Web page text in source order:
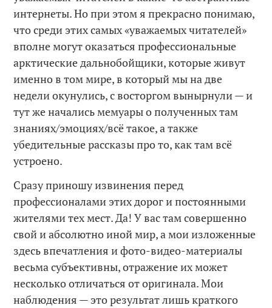
интернеты. Но при этом я прекрасно понимаю,
что среди этих самых «уважаемых читателей»
вполне могут оказаться профессиональные
арктические дальнобойщики, которые живут
именно в том мире, в который мы на две
недели окунулись, с восторгом вынырнули — и
тут же начались мемуары о полученных там
знаниях/эмоциях/всё такое, а также
убедительные рассказы про то, как там всё
устроено.
Сразу приношу извинения перед
профессионалами этих дорог и постоянными
жителями тех мест. Да! У вас там совершенно
свой и абсолютно иной мир, а мои изложенные
здесь впечатления и фото-видео-материалы
весьма субъективны, отражение их может
несколько отличаться от оригинала. Мои
наблюдения — это результат лишь краткого